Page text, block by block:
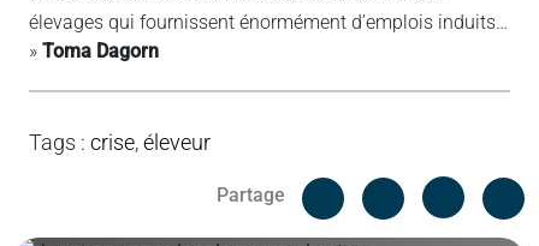
élevages qui fournissent énormément d’emplois induits…
» Toma Dagorn
Tags : crise,éleveur
Partage
Facebook
Linked